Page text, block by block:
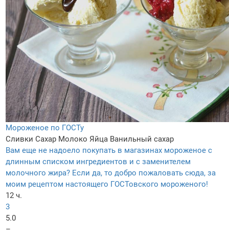
Мороженое по ГОСТу
Сливки Сахар Молоко Яйца Ванильный сахар
Вам еще не надоело покупать в магазинах мороженое с
длинным списком ингредиентов и с заменителем
молочного жира? Если да, то добро пожаловать сюда, за
моим рецептом настоящего ГОСТовского мороженого!
12 ч.
3
5.0
–